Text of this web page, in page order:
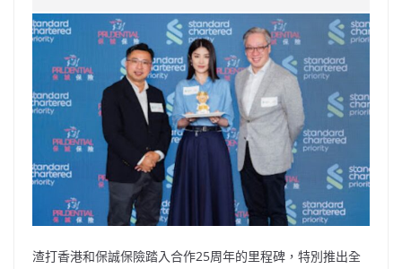
e
b
o
o
k
W
ei
b
o
s
A
p
p
h
at
er l y
Li
n
k
渣打香港和保誠保險踏入合作25周年的里程碑，特別推出全